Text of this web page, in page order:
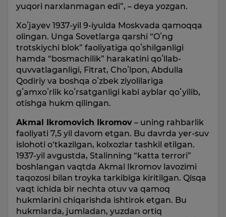
yuqori narxlanmagan edi”, – deya yozgan.
Xoʻjayev 1937-yil 9-iyulda Moskvada qamoqqa
olingan. Unga Sovetlarga qarshi “Oʻng
trotskiychi blok” faoliyatiga qoʻshilganligi
hamda “bosmachilik” harakatini qoʻllab-
quvvatlaganligi, Fitrat, Choʻlpon, Abdulla
Qodiriy va boshqa oʻzbek ziyolilariga
gʻamxoʻrlik koʻrsatganligi kabi ayblar qoʻyilib,
otishga hukm qilingan.
Akmal Ikromovich Ikromov – uning rahbarlik
faoliyati 7,5 yil davom etgan. Bu davrda yer-suv
islohoti o‘tkazilgan, kolxozlar tashkil etilgan.
1937-yil avgustda, Stalinning “katta terrori”
boshlangan vaqtda Akmal Ikromov lavozimi
taqozosi bilan troyka tarkibiga kiritilgan. Qisqa
vaqt ichida bir nechta otuv va qamoq
hukmlarini chiqarishda ishtirok etgan. Bu
hukmlarda, jumladan, yuzdan ortiq